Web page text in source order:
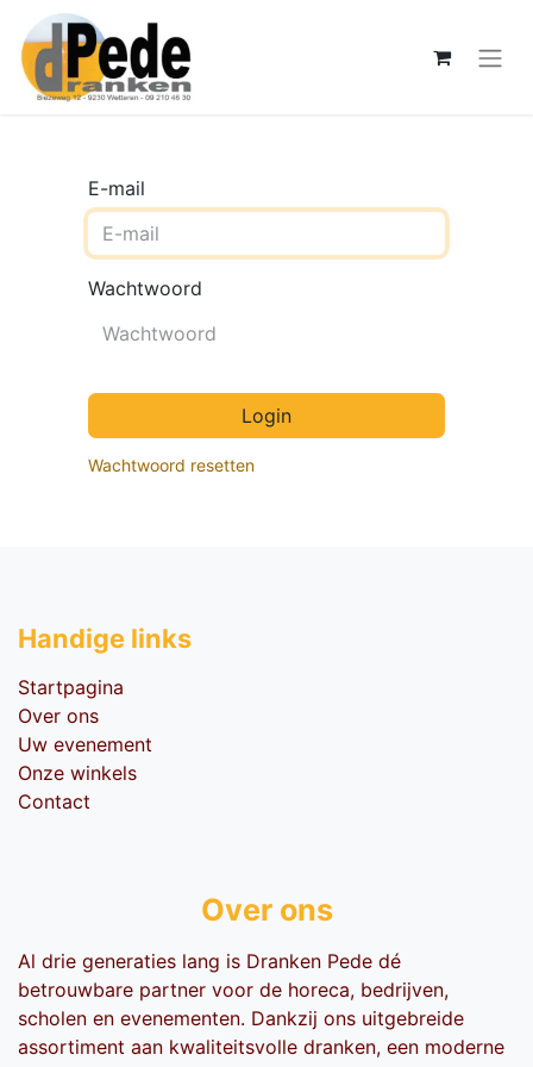
E-mail
Wachtwoord
Login
Wachtwoord resetten
Handige li​nks
Startpagina
Over ons
Uw evenement
Onze winkels
Contact
Over ons
Al drie generaties lang is Dranken Pede dé
betrouwbare partner voor de horeca, bedrijven,
scholen en evenementen. Dankzij ons uitgebreide
assortiment aan kwaliteitsvolle dranken, een moderne